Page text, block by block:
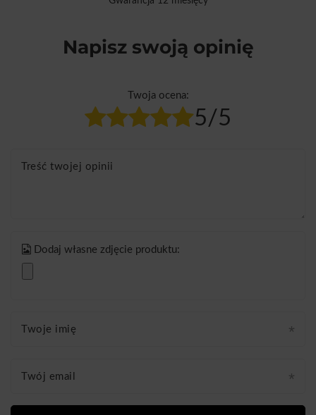
Napisz swoją opinię
Twoja ocena:
5/5
Treść twojej opinii
Dodaj własne zdjęcie produktu:
Twoje imię
Twój email